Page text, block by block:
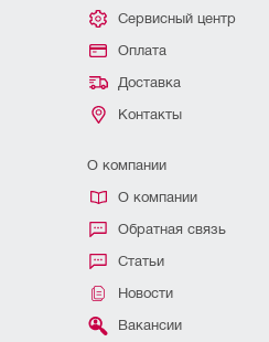
Сервисный центр
Оплата
Доставка
Контакты
О компании
О компании
Обратная связь
Статьи
Новости
Вакансии